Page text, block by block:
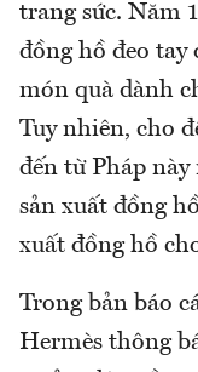
trang sức. Năm
đồng hồ đeo
món quà dành
Tuy nhiên, cho
đến từ Pháp
sản xuất đồng
xuất đồng hồ
Trong bản báo
Hermès thông